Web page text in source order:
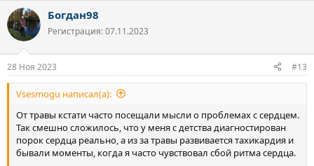
к
ц
и
Богдан98
Регистрация: 07.11.2023
28 Ноя 2023 #13
Vsesmogu написал(а):
От травы кстати часто посещали мысли о проблемах с сердцем.
Так смешно сложилось, что у меня с детства диагностирован
порок сердца реально, а из за травы развивается тахикардия и
бывали моменты, когда я часто чувствовал сбой ритма сердца.